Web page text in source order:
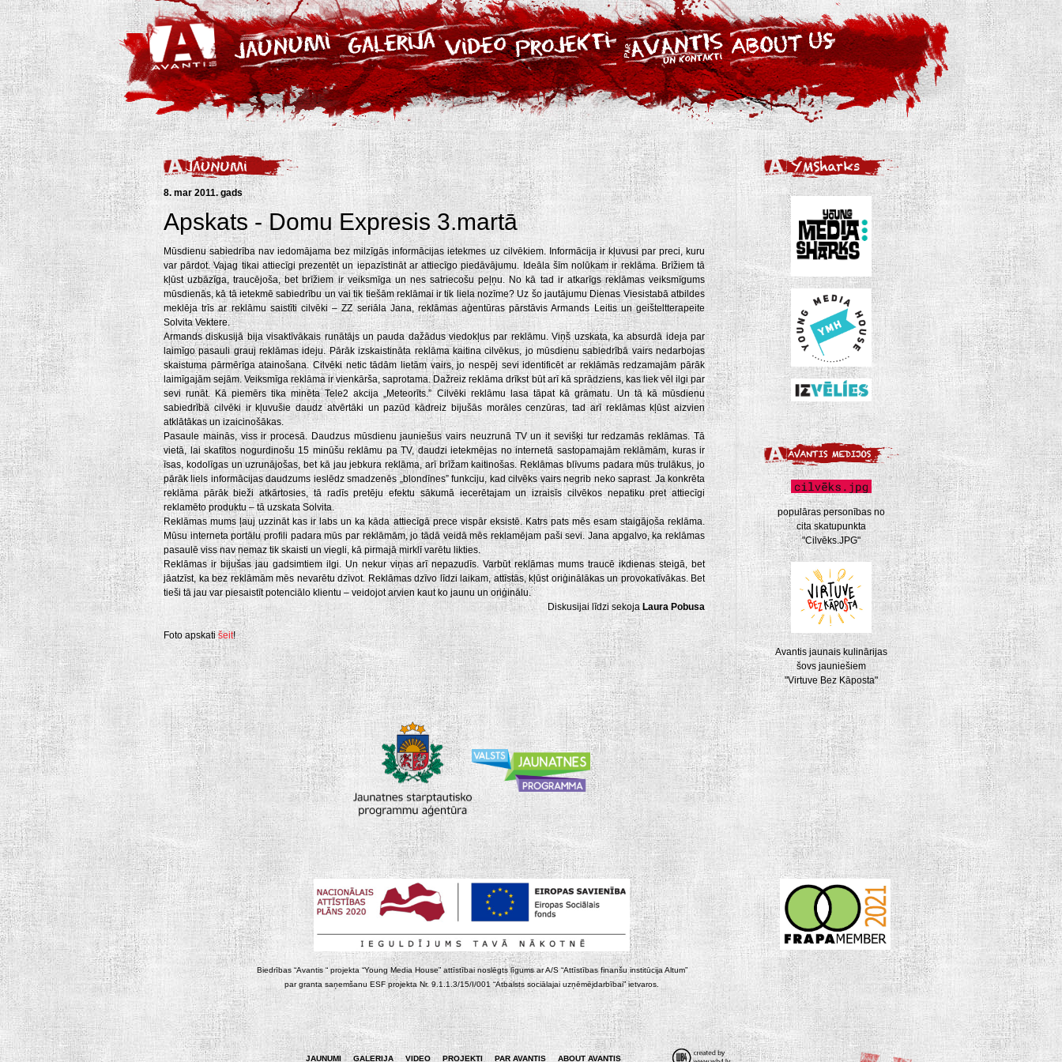
populāras personības no
cita skatupunkta
"Cilvēks.JPG"
Avantis jaunais kulinārijas
šovs jauniešiem
"Virtuve Bez Kāposta"
8. mar 2011. gads
Apskats - Domu Expresis 3.martā
Mūsdienu sabiedrība nav iedomājama bez milzīgās informācijas ietekmes uz cilvēkiem. Informācija ir kļuvusi par preci, kuru
var pārdot. Vajag tikai attiecīgi prezentēt un iepazīstināt ar attiecīgo piedāvājumu. Ideāla šīm nolūkam ir reklāma. Brīžiem tā
kļūst uzbāzīga, traucējoša, bet brīžiem ir veiksmīga un nes satriecošu peļņu. No kā tad ir atkarīgs reklāmas veiksmīgums
mūsdienās, kā tā ietekmē sabiedrību un vai tik tiešām reklāmai ir tik liela nozīme? Uz šo jautājumu Dienas Viesistabā atbildes
meklēja trīs ar reklāmu saistīti cilvēki – ZZ seriāla Jana, reklāmas aģentūras pārstāvis Armands Leitis un geišteltterapeite
Solvita Vektere.
Armands diskusijā bija visaktīvākais runātājs un pauda dažādus viedokļus par reklāmu. Viņš uzskata, ka absurdā ideja par
laimīgo pasauli grauj reklāmas ideju. Pārāk izskaistināta reklāma kaitina cilvēkus, jo mūsdienu sabiedrībā vairs nedarbojas
skaistuma pārmērīga atainošana. Cilvēki netic tādām lietām vairs, jo nespēj sevi identificēt ar reklāmās redzamajām pārāk
laimīgajām sejām. Veiksmīga reklāma ir vienkārša, saprotama. Dažreiz reklāma drīkst būt arī kā sprādziens, kas liek vēl ilgi par
sevi runāt. Kā piemērs tika minēta Tele2 akcija „Meteorīts.” Cilvēki reklāmu lasa tāpat kā grāmatu. Un tā kā mūsdienu
sabiedrībā cilvēki ir kļuvušie daudz atvērtāki un pazūd kādreiz bijušās morāles cenzūras, tad arī reklāmas kļūst aizvien
atklātākas un izaicinošākas.
Pasaule mainās, viss ir procesā. Daudzus mūsdienu jauniešus vairs neuzrunā TV un it sevišķi tur redzamās reklāmas. Tā
vietā, lai skatītos nogurdinošu 15 minūšu reklāmu pa TV, daudzi ietekmējas no internetā sastopamajām reklāmām, kuras ir
īsas, kodolīgas un uzrunājošas, bet kā jau jebkura reklāma, arī brīžam kaitinošas. Reklāmas blīvums padara mūs trulākus, jo
pārāk liels informācijas daudzums ieslēdz smadzenēs „blondīnes” funkciju, kad cilvēks vairs negrib neko saprast. Ja konkrēta
reklāma pārāk bieži atkārtosies, tā radīs pretēju efektu sākumā iecerētajam un izraisīs cilvēkos nepatiku pret attiecīgi
reklamēto produktu – tā uzskata Solvita.
Reklāmas mums ļauj uzzināt kas ir labs un ka kāda attiecīgā prece vispār eksistē. Katrs pats mēs esam staigājoša reklāma.
Mūsu interneta portālu profili padara mūs par reklāmām, jo tādā veidā mēs reklamējam paši sevi. Jana apgalvo, ka reklāmas
pasaulē viss nav nemaz tik skaisti un viegli, kā pirmajā mirklī varētu likties.
Reklāmas ir bijušas jau gadsimtiem ilgi. Un nekur viņas arī nepazudīs. Varbūt reklāmas mums traucē ikdienas steigā, bet
jāatzīst, ka bez reklāmām mēs nevarētu dzīvot. Reklāmas dzīvo līdzi laikam, attīstās, kļūst oriģinālākas un provokatīvākas. Bet
tieši tā jau var piesaistīt potenciālo klientu – veidojot arvien kaut ko jaunu un oriģinālu.
Diskusijai līdzi sekoja Laura Pobusa
Foto apskatišeit!
Biedrības “Avantis “ projekta “Young Media House” attīstībai noslēgts līgums ar A/S “Attīstības finanšu institūcija Altum”
par granta saņemšanu ESF projekta Nr. 9.1.1.3/15/I/001 “Atbalsts sociālajai uzņēmējdarbībai” ietvaros.
JAUNUMI GALERIJA VIDEO PROJEKTI PAR AVANTIS ABOUT AVANTIS